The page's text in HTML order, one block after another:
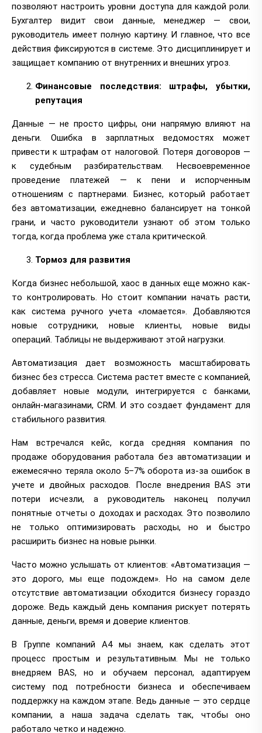
позволяют настроить уровни доступа для каждой роли.
Бухгалтер видит свои данные, менеджер — свои,
руководитель имеет полную картину. И главное, что все
действия фиксируются в системе. Это дисциплинирует и
защищает компанию от внутренних и внешних угроз.
Финансовые последствия: штрафы, убытки,
репутация
Данные — не просто цифры, они напрямую влияют на
деньги. Ошибка в зарплатных ведомостях может
привести к штрафам от налоговой. Потеря договоров —
к судебным разбирательствам. Несвоевременное
проведение платежей — к пени и испорченным
отношениям с партнерами. Бизнес, который работает
без автоматизации, ежедневно балансирует на тонкой
грани, и часто руководители узнают об этом только
тогда, когда проблема уже стала критической.
Тормоз для развития
Когда бизнес небольшой, хаос в данных еще можно как-
то контролировать. Но стоит компании начать расти,
как система ручного учета «ломается». Добавляются
новые сотрудники, новые клиенты, новые виды
операций. Таблицы не выдерживают этой нагрузки.
Автоматизация дает возможность масштабировать
бизнес без стресса. Система растет вместе с компанией,
добавляет новые модули, интегрируется с банками,
онлайн-магазинами, CRM. И это создает фундамент для
стабильного развития.
Нам встречался кейс, когда средняя компания по
продаже оборудования работала без автоматизации и
ежемесячно теряла около 5–7% оборота из-за ошибок в
учете и двойных расходов. После внедрения BAS эти
потери исчезли, а руководитель наконец получил
понятные отчеты о доходах и расходах. Это позволило
не только оптимизировать расходы, но и быстро
расширить бизнес на новые рынки.
Часто можно услышать от клиентов: «Автоматизация —
это дорого, мы еще подождем». Но на самом деле
отсутствие автоматизации обходится бизнесу гораздо
дороже. Ведь каждый день компания рискует потерять
данные, деньги, время и доверие клиентов.
В Группе компаний А4 мы знаем, как сделать этот
процесс простым и результативным. Мы не только
внедряем BAS, но и обучаем персонал, адаптируем
систему под потребности бизнеса и обеспечиваем
поддержку на каждом этапе. Ведь данные — это сердце
компании, а наша задача сделать так, чтобы оно
работало четко и надежно.